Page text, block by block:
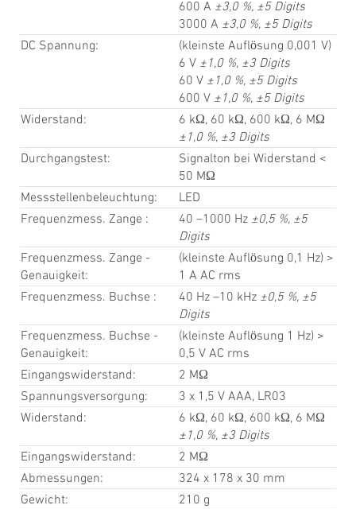
600 A ±3,0 %, ±5 Digits
3000 A ±3,0 %, ±5 Digits
DC Spannung:
(kleinste Auflösung 0,001 V)
6 V ±1,0 %, ±3 Digits
60 V ±1,0 %, ±5 Digits
600 V ±1,0 %, ±5 Digits
Widerstand:
6 kΩ, 60 kΩ, 600 kΩ, 6 MΩ
±1,0 %, ±3 Digits
Durchgangstest:
Signalton bei Widerstand <
50 MΩ
Messstellenbeleuchtung:
LED
Frequenzmess. Zange :
40 –1000 Hz ±0,5 %, ±5
Digits
Frequenzmess. Zange -
Genauigkeit:
(kleinste Auflösung 0,1 Hz) >
1 A AC rms
Frequenzmess. Buchse :
40 Hz –10 kHz ±0,5 %, ±5
Digits
Frequenzmess. Buchse -
Genauigkeit:
(kleinste Auflösung 1 Hz) >
0,5 V AC rms
Eingangswiderstand:
2 MΩ
Spannungsversorgung:
3 x 1,5 V AAA, LR03
Widerstand:
6 kΩ, 60 kΩ, 600 kΩ, 6 MΩ
±1,0 %, ±3 Digits
Eingangswiderstand:
2 MΩ
Abmessungen:
324 x 178 x 30 mm
Gewicht:
210 g